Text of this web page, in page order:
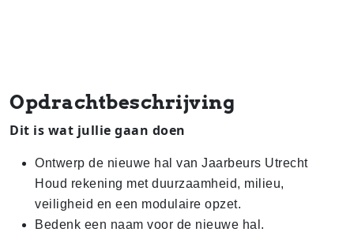
Opdrachtbeschrijving
Dit is wat jullie gaan doen
Ontwerp de nieuwe hal van Jaarbeurs Utrecht
Houd rekening met duurzaamheid, milieu,
veiligheid en een modulaire opzet.
Bedenk een naam voor de nieuwe hal.